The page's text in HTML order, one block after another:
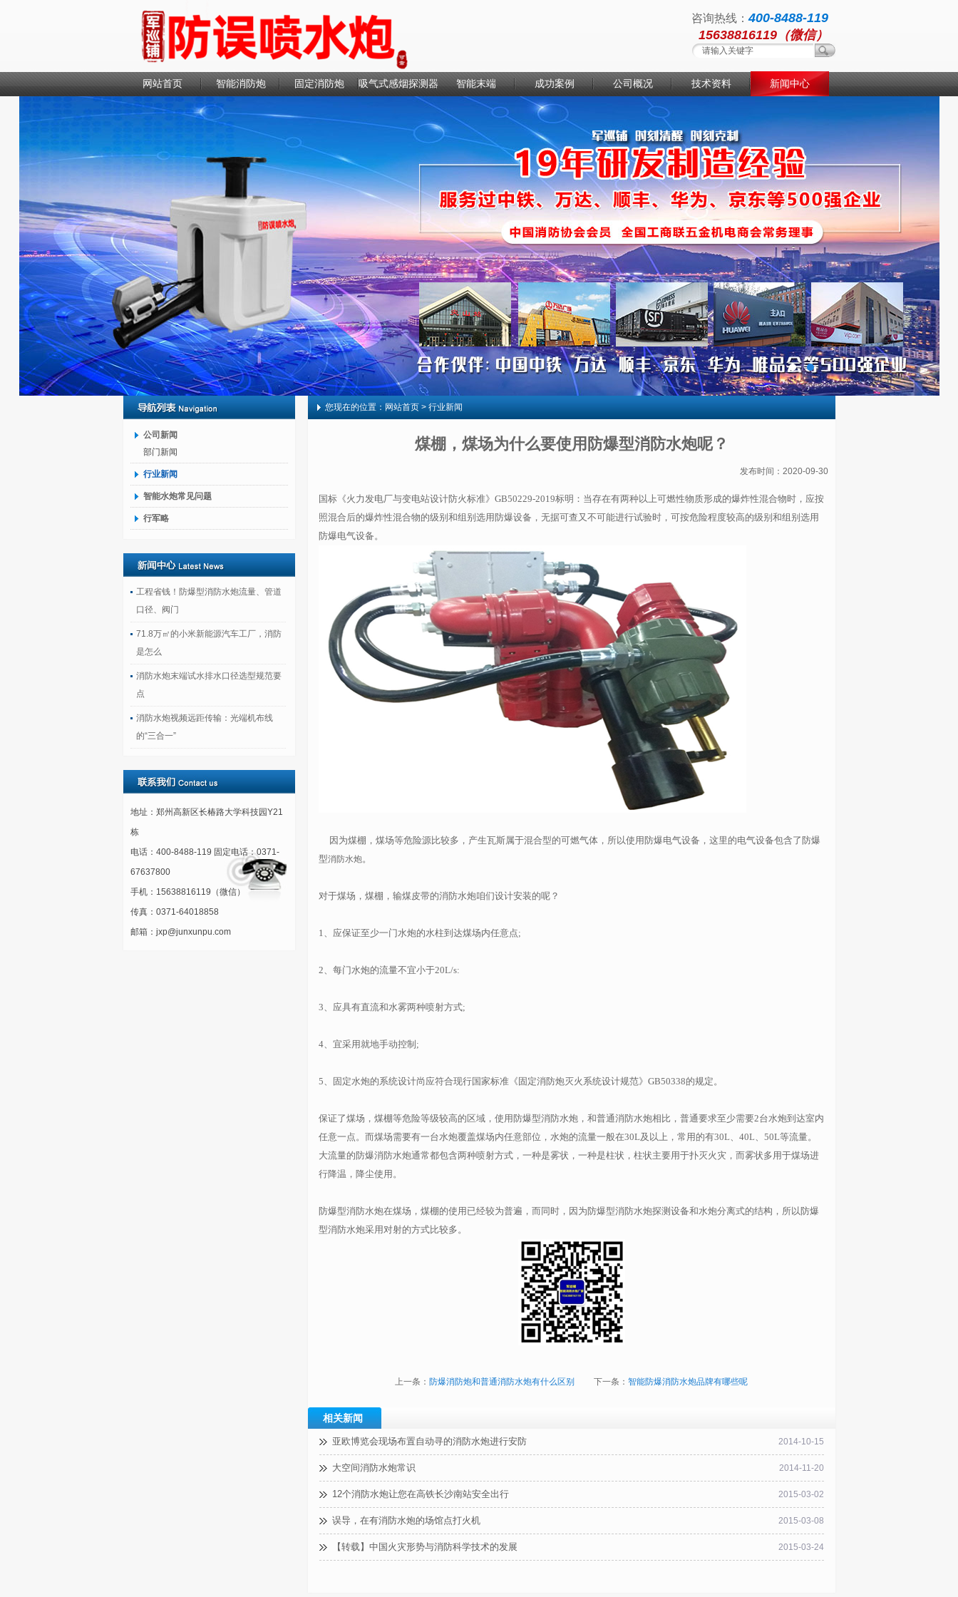
咨询热线：400-8488-119
15638816119（微信）
网站首页 智能消防炮 固定消防炮 吸气式感烟探测器 智能末端 成功案例 公司概况 技术资料 新闻中心
联系我们
公司新闻
部门新闻
行业新闻
智能水炮常见问题
行军略
工程省钱！防爆型消防水炮流量、管道
口径、阀门
71.8万㎡的小米新能源汽车工厂，消防
是怎么
消防水炮末端试水排水口径选型规范要
点
消防水炮视频远距传输：光端机布线
的“三合一”
地址：郑州高新区长椿路大学科技园Y21
栋
电话：400-8488-119 固定电话：0371-
67637800
手机：15638816119（微信）
传真：0371-64018858
邮箱：jxp@junxunpu.com
您现在的位置： 网站首页> 行业新闻
煤棚，煤场为什么要使用防爆型消防水炮呢？
发布时间：2020-09-30
国标《火力发电厂与变电站设计防火标准》GB50229-2019标明：当存在有两种以上可燃性物质形成的爆炸性混合物时，应按
照混合后的爆炸性混合物的级别和组别选用防爆设备，无据可查又不可能进行试验时，可按危险程度较高的级别和组别选用
防爆电气设备。
因为煤棚，煤场等危险源比较多，产生瓦斯属于混合型的可燃气体，所以使用防爆电气设备，这里的电气设备包含了防爆
型消防水炮。
对于煤场，煤棚，输煤皮带的消防水炮咱们设计安装的呢？
1、应保证至少一门水炮的水柱到达煤场内任意点;
2、每门水炮的流量不宜小于20L/s:
3、应具有直流和水雾两种喷射方式;
4、宜采用就地手动控制;
5、固定水炮的系统设计尚应符合现行国家标准《固定消防炮灭火系统设计规范》GB50338的规定。
保证了煤场，煤棚等危险等级较高的区域，使用防爆型消防水炮，和普通消防水炮相比，普通要求至少需要2台水炮到达室内
任意一点。而煤场需要有一台水炮覆盖煤场内任意部位，水炮的流量一般在30L及以上，常用的有30L、40L、50L等流量。
大流量的防爆消防水炮通常都包含两种喷射方式，一种是雾状，一种是柱状，柱状主要用于扑灭火灾，而雾状多用于煤场进
行降温，降尘使用。
防爆型消防水炮在煤场，煤棚的使用已经较为普遍，而同时，因为防爆型消防水炮探测设备和水炮分离式的结构，所以防爆
型消防水炮采用对射的方式比较多。
上一条： 防爆消防炮和普通消防水炮有什么区别 下一条： 智能防爆消防水炮品牌有哪些呢
相关新闻
2014-10-15
亚欧博览会现场布置自动寻的消防水炮进行安防
2014-11-20
大空间消防水炮常识
2015-03-02
12个消防水炮让您在高铁长沙南站安全出行
2015-03-08
误导，在有消防水炮的场馆点打火机
2015-03-24
【转载】中国火灾形势与消防科学技术的发展